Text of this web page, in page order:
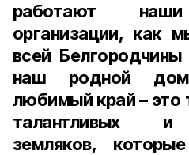
работают наши
организации, как
всей
наш родной
любимый край – это
талантливых и
земляков,